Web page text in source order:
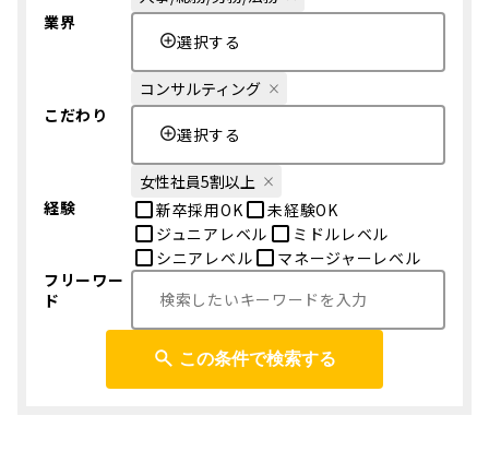
業界
選択する
コンサルティング
こだわり
選択する
女性社員5割以上
経験
新卒採用OK
未経験OK
ジュニアレベル
ミドルレベル
シニアレベル
マネージャーレベル
フリーワー
ド
この条件で検索する